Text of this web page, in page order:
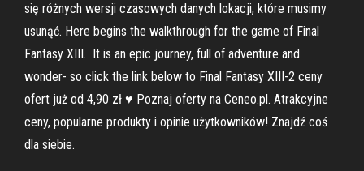
się różnych wersji czasowych danych lokacji, które musimy
usunąć. Here begins the walkthrough for the game of Final
Fantasy XIII. It is an epic journey, full of adventure and
wonder- so click the link below to Final Fantasy XIII-2 ceny
ofert już od 4,90 zł ♥ Poznaj oferty na Ceneo.pl. Atrakcyjne
ceny, popularne produkty i opinie użytkowników! Znajdź coś
dla siebie.